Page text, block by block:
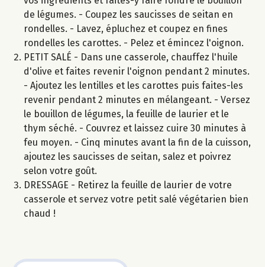
de légumes. - Coupez les saucisses de seitan en
rondelles. - Lavez, épluchez et coupez en fines
rondelles les carottes. - Pelez et émincez l'oignon.
PETIT SALÉ - Dans une casserole, chauffez l'huile
d'olive et faites revenir l'oignon pendant 2 minutes.
- Ajoutez les lentilles et les carottes puis faites-les
revenir pendant 2 minutes en mélangeant. - Versez
le bouillon de légumes, la feuille de laurier et le
thym séché. - Couvrez et laissez cuire 30 minutes à
feu moyen. - Cinq minutes avant la fin de la cuisson,
ajoutez les saucisses de seitan, salez et poivrez
selon votre goût.
DRESSAGE - Retirez la feuille de laurier de votre
casserole et servez votre petit salé végétarien bien
chaud !